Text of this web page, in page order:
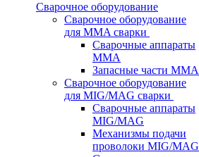
Сварочное оборудование
Сварочное оборудование
для MMA сварки
Сварочные аппараты
MMA
Запасные части MMA
Сварочное оборудование
для MIG/MAG сварки
Сварочные аппараты
MIG/MAG
Механизмы подачи
проволоки MIG/MAG